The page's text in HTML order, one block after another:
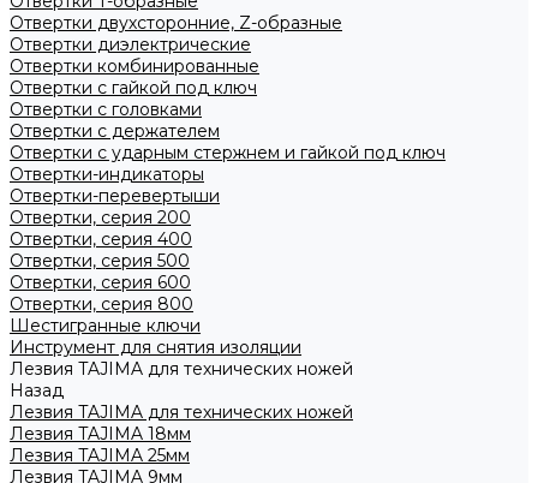
Отвертки двухсторонние, Z-образные
Отвертки диэлектрические
Отвертки комбинированные
Отвертки с гайкой под ключ
Отвертки с головками
Отвертки с держателем
Отвертки с ударным стержнем и гайкой под ключ
Отвертки-индикаторы
Отвертки-перевертыши
Отвертки, серия 200
Отвертки, серия 400
Отвертки, серия 500
Отвертки, серия 600
Отвертки, серия 800
Шестигранные ключи
Инструмент для снятия изоляции
Лезвия TAJIMA для технических ножей
Назад
Лезвия TAJIMA для технических ножей
Лезвия TAJIMA 18мм
Лезвия TAJIMA 25мм
Лезвия TAJIMA 9мм